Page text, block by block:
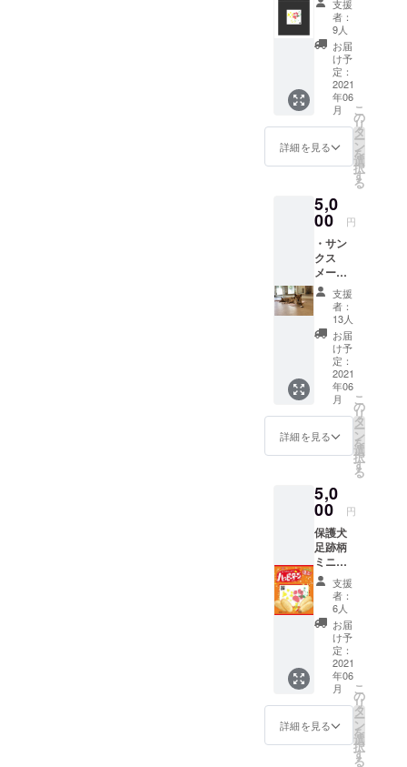
ネット西東
京セン
ター』が東
京都府中市
で開設。今
村がセン
ターマネー
ジャーとし
て勤務。
個人事業主
として
『はっぴー
ているず
dogs room』
開業。
2015年9月
株式会社
withdog.jp設
立。代表取
締役就任。
京コミュニ
アート専門
学校の講師
に就任。
2017年11
月 2011年
から開催さ
れている大
型ドッグイ
『SippoFest
a』の企画・
運営を手掛
ける。
2018年10
きま
す。 素
材 ポ
リプロ
ピレン
0.2mm
厚 寸法
（フタ
付
き）
110mm
205mm
コンパ
クトに
折りた
たみ内
ポケッ
トに収
納出来
るタイ
プで
す。 カ
ラー：
幅：
330mm
高
さ：
300mm
マ
チ：
100mm
（収納
時 ： 約
120mm
110mm
10mm
） 生地
素材
支援
者：
9人
お届
け予
定：
2021
年06
月
詳細を見る
こ
の
リ
タ
ー
ン
を
選
択
す
る
5,0
00 円
・サン
クス
メール
支援し
ていた
だいた
方へ感
謝の
メール
を送ら
せてい
ただき
ます。
・マス
クケー
オリジ
ナルマ
スク
ケース
を2個送
らせて
いただ
きま
す。 素
材 ポ
リプロ
ピレン
0.2mm
厚 寸法
（フタ
付
き）
110mm
支援
者：
13人
お届
け予
定：
2021
年06
月
詳細を見る
こ
の
リ
タ
ー
ン
を
選
択
す
る
5,0
00 円
保護犬
足跡柄
ミニ
ハッ
ピー
ターン
１セッ
ト２０
袋入り
支援
者：
6人
お届
け予
定：
2021
年06
月
詳細を見る
こ
の
リ
タ
ー
ン
を
選
択
す
る